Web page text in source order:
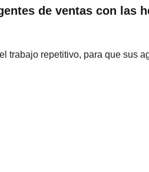
de ventas con las
trabajo repetitivo, para que sus